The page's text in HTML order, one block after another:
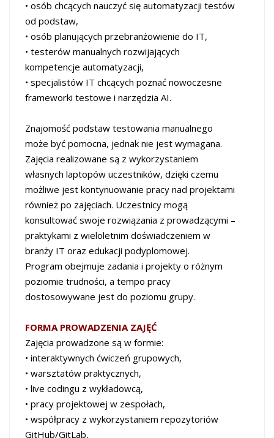
• osób chcących nauczyć się automatyzacji testów
od podstaw,
• osób planujących przebranżowienie do IT,
• testerów manualnych rozwijających
kompetencje automatyzacji,
• specjalistów IT chcących poznać nowoczesne
frameworki testowe i narzędzia AI.
Znajomość podstaw testowania manualnego
może być pomocna, jednak nie jest wymagana.
Zajęcia realizowane są z wykorzystaniem
własnych laptopów uczestników, dzięki czemu
możliwe jest kontynuowanie pracy nad projektami
również po zajęciach. Uczestnicy mogą
konsultować swoje rozwiązania z prowadzącymi –
praktykami z wieloletnim doświadczeniem w
branży IT oraz edukacji podyplomowej.
Program obejmuje zadania i projekty o różnym
poziomie trudności, a tempo pracy
dostosowywane jest do poziomu grupy.
FORMA PROWADZENIA ZAJĘĆ
Zajęcia prowadzone są w formie:
• interaktywnych ćwiczeń grupowych,
• warsztatów praktycznych,
• live codingu z wykładowcą,
• pracy projektowej w zespołach,
• współpracy z wykorzystaniem repozytoriów
GitHub/GitLab,